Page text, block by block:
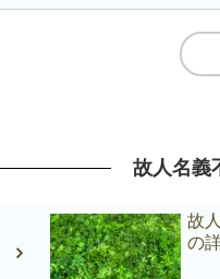
故人名義
故
の